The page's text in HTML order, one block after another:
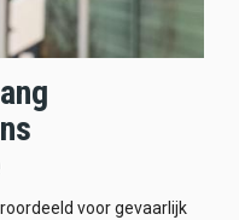
voor gevaarlijk